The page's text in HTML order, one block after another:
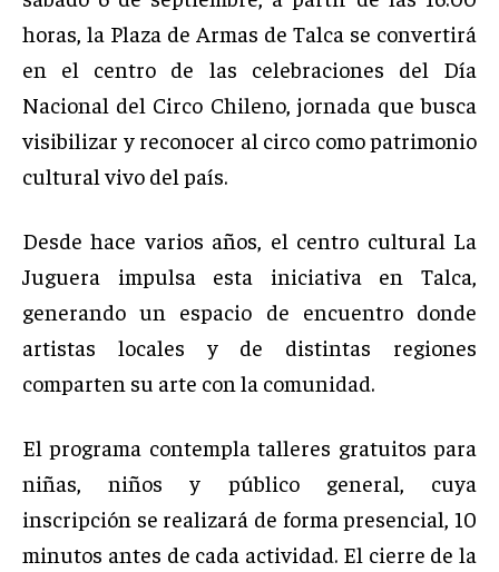
horas, la Plaza de Armas de Talca se convertirá
en el centro de las celebraciones del Día
Nacional del Circo Chileno, jornada que busca
visibilizar y reconocer al circo como patrimonio
cultural vivo del país.
Desde hace varios años, el centro cultural La
Juguera impulsa esta iniciativa en Talca,
generando un espacio de encuentro donde
artistas locales y de distintas regiones
comparten su arte con la comunidad.
El programa contempla talleres gratuitos para
niñas, niños y público general, cuya
inscripción se realizará de forma presencial, 10
minutos antes de cada actividad. El cierre de la